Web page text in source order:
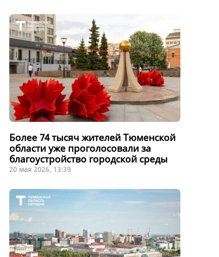
Более 74 тысяч жителей Тюменской
области уже проголосовали за
благоустройство городской среды
20 мая 2026, 13:39